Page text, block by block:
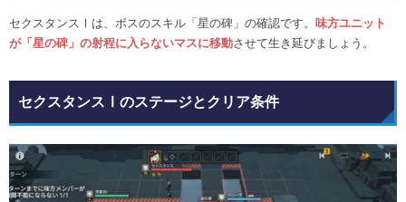
セクスタンスⅠは、ボスのスキル「星の碑」の確認です。 味方ユニット
が「星の碑」の射程に入らないマスに移動させて生き延びましょう。
セクスタンスⅠのステージとクリア条件